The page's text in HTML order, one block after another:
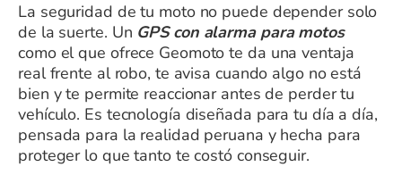
La seguridad de tu moto no puede depender solo
de la suerte. Un GPS con alarma para motos
como el que ofrece Geomoto te da una ventaja
real frente al robo, te avisa cuando algo no está
bien y te permite reaccionar antes de perder tu
vehículo. Es tecnología diseñada para tu día a día,
pensada para la realidad peruana y hecha para
proteger lo que tanto te costó conseguir.